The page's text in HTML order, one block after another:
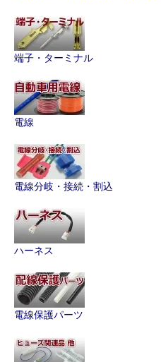
端子・ターミナル
電線
電線分岐・接続・割込
ハーネス
電線保護パーツ